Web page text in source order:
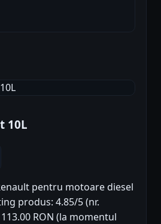
10L
pentru motoare diesel
produs: 4.85/5 (nr.
RON (la momentul